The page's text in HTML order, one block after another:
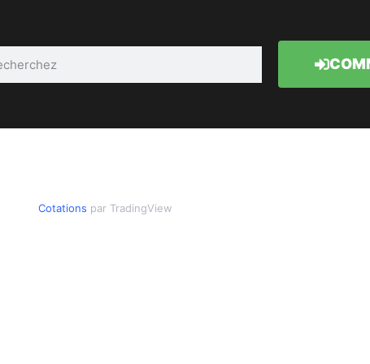
Cotations par TradingView